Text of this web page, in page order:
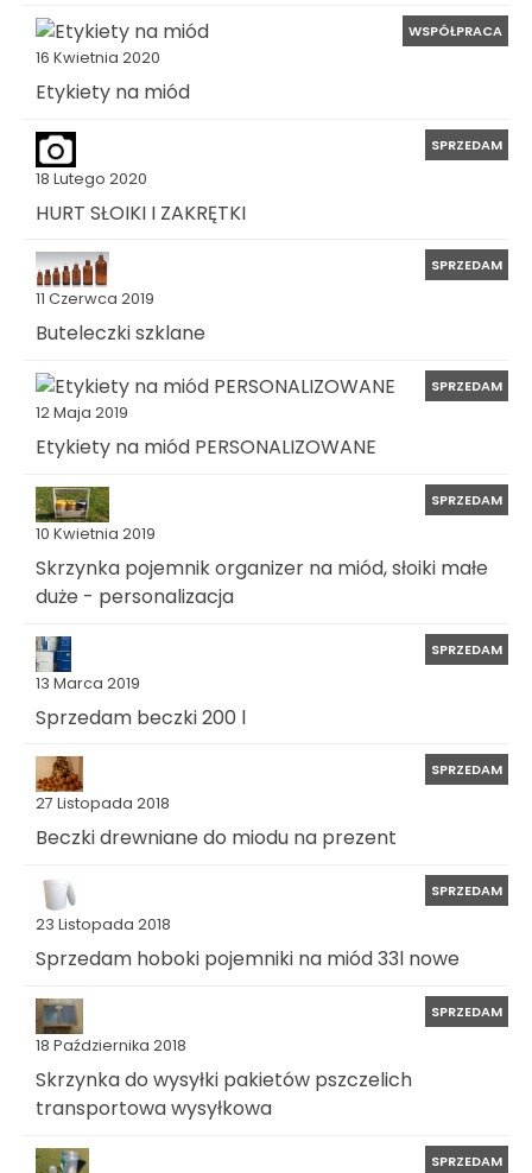
16 Kwietnia 2020
WSPÓŁPRACA
Etykiety na miód
18 Lutego 2020
SPRZEDAM
HURT SŁOIKI I ZAKRĘTKI
11 Czerwca 2019
SPRZEDAM
Buteleczki szklane
12 Maja 2019
SPRZEDAM
Etykiety na miód PERSONALIZOWANE
10 Kwietnia 2019
SPRZEDAM
Skrzynka pojemnik organizer na miód, słoiki małe
duże - personalizacja
13 Marca 2019
SPRZEDAM
Sprzedam beczki 200 l
27 Listopada 2018
SPRZEDAM
Beczki drewniane do miodu na prezent
23 Listopada 2018
SPRZEDAM
Sprzedam hoboki pojemniki na miód 33l nowe
18 Października 2018
SPRZEDAM
Skrzynka do wysyłki pakietów pszczelich
transportowa wysyłkowa
SPRZEDAM